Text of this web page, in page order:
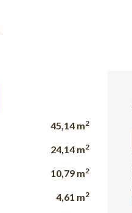
45,14 m2
24,14 m2
10,79 m2
4,61 m2